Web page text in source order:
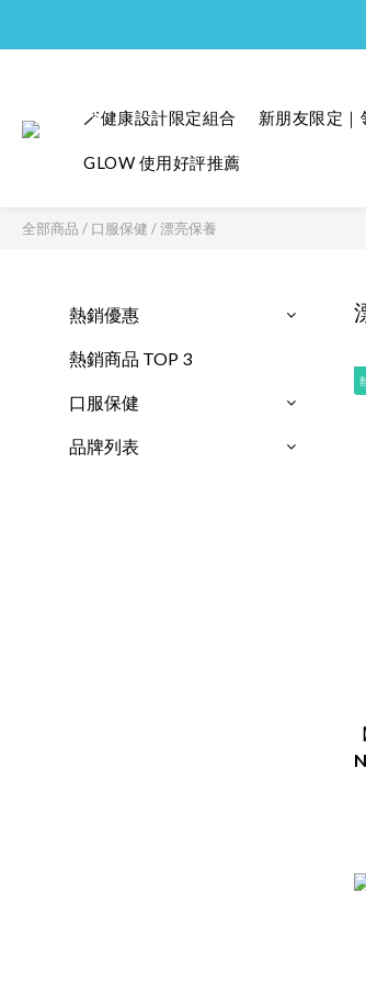
🪄健康設計限定組合 新朋友限定｜
GLOW 使用好評推薦
全部商品 / 口服保健 /漂亮保養
熱銷優惠
熱銷商品 TOP 3
口服保健
品牌列表